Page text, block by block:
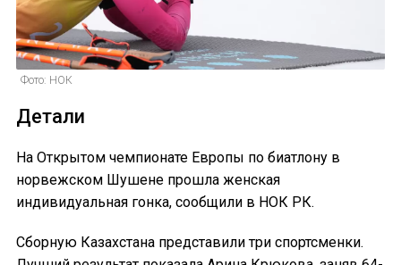
Фото: НОК
Детали
На Открытом чемпионате Европы по биатлону в
норвежском Шушене прошла женская
индивидуальная гонка, сообщили в НОК РК.
Сборную Казахстана представили три спортсменки.